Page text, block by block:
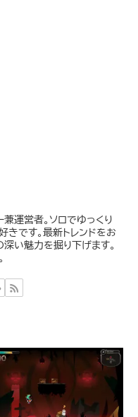
兼運営者。ソロでゆっくり
きです。最新トレンドをお
深い魅力を掘り下げます。